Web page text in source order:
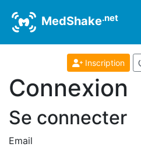
MedShake.net
Inscription
Connexion
Se connecter
Email